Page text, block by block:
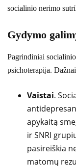
socialinio nerimo
Gydymo
Pagrindiniai
psichoterapija.
Vaistai.
apykaitą
ir SNRI
pasireiškia
matomų